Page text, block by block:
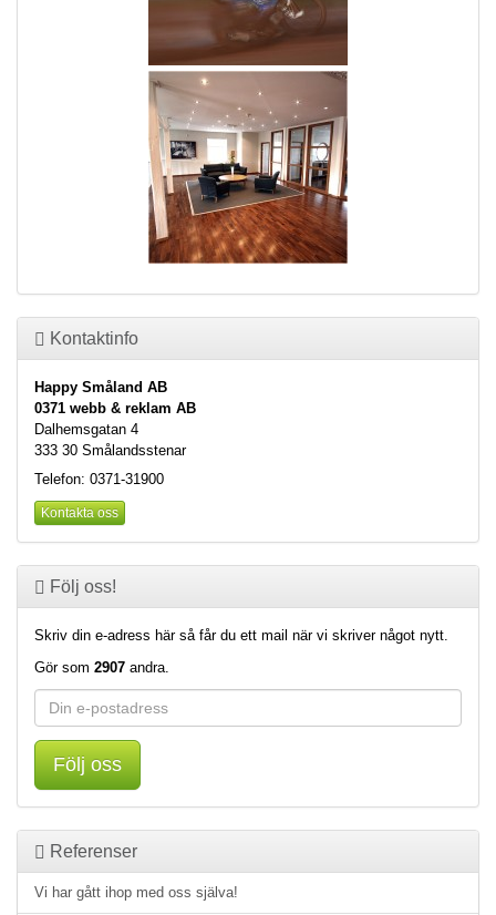
Kontaktinfo
Happy Småland AB
0371 webb & reklam AB
Dalhemsgatan 4
333 30 Smålandsstenar
Telefon: 0371-31900
Kontakta oss
Följ oss!
Skriv din e-adress här så får du ett mail när vi skriver något nytt.
Gör som 2907 andra.
Följ oss
Referenser
Vi har gått ihop med oss själva!